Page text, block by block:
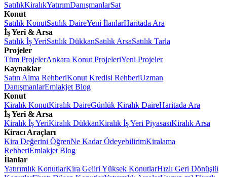
SatılıkKiralıkYatırımDanışmanlarSat
Konut
Satılık KonutSatılık DaireYeni İlanlarHaritada Ara
İş Yeri & Arsa
Satılık İş YeriSatılık DükkanSatılık ArsaSatılık Tarla
Projeler
Tüm ProjelerAnkara Konut ProjeleriYeni Projeler
Kaynaklar
Satın Alma RehberiKonut Kredisi RehberiUzman
DanışmanlarEmlakjet Blog
Konut
Kiralık KonutKiralık DaireGünlük Kiralık DaireHaritada Ara
İş Yeri & Arsa
Kiralık İş YeriKiralık DükkanKiralık İş Yeri PiyasasıKiralık Arsa
Kiracı Araçları
Kira Değerini ÖğrenNe Kadar ÖdeyebilirimKiralama
RehberiEmlakjet Blog
İlanlar
Yatırımlık KonutlarKira Geliri Yüksek KonutlarHızlı Geri Dönüşlü